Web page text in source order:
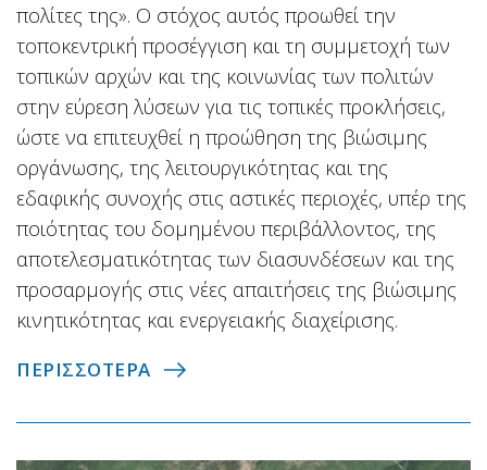
πολίτες της». Ο στόχος αυτός προωθεί την
τοποκεντρική προσέγγιση και τη συμμετοχή των
τοπικών αρχών και της κοινωνίας των πολιτών
στην εύρεση λύσεων για τις τοπικές προκλήσεις,
ώστε να επιτευχθεί η προώθηση της βιώσιμης
οργάνωσης, της λειτουργικότητας και της
εδαφικής συνοχής στις αστικές περιοχές, υπέρ της
ποιότητας του δομημένου περιβάλλοντος, της
αποτελεσματικότητας των διασυνδέσεων και της
προσαρμογής στις νέες απαιτήσεις της βιώσιμης
κινητικότητας και ενεργειακής διαχείρισης.
ΠΕΡΙΣΣΟΤΕΡΑ